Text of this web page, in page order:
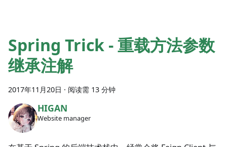
Spring Trick - 重载方法参数
继承注解
2017年11月20日 · 阅读需 13 分钟
HIGAN
Website manager